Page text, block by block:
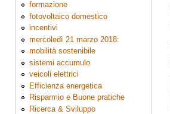
formazione
fotovoltaico domestico
incentivi
mercoledì 21 marzo 2018:
mobilità sostenibile
sistemi accumulo
veicoli elettrici
Efficienza energetica
Risparmio e Buone pratiche
Ricerca & Sviluppo